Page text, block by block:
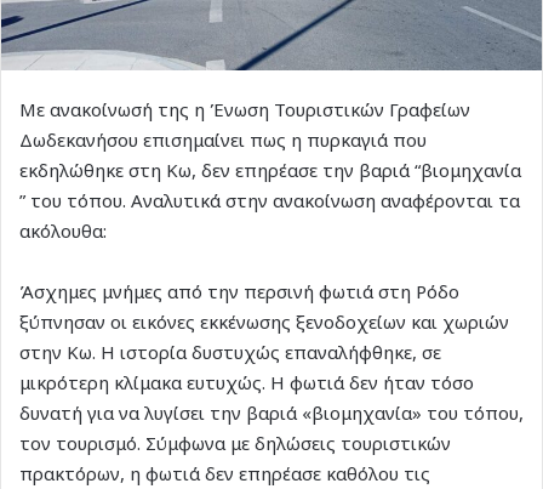
Με ανακοίνωσή της η Ένωση Τουριστικών Γραφείων
Δωδεκανήσου επισημαίνει πως η πυρκαγιά που
εκδηλώθηκε στη Κω, δεν επηρέασε την βαριά “βιομηχανία
” του τόπου. Αναλυτικά στην ανακοίνωση αναφέρονται τα
ακόλουθα:
Άσχημες μνήμες από την περσινή φωτιά στη Ρόδο
ξύπνησαν οι εικόνες εκκένωσης ξενοδοχείων και χωριών
στην Κω. Η ιστορία δυστυχώς επαναλήφθηκε, σε
μικρότερη κλίμακα ευτυχώς. Η φωτιά δεν ήταν τόσο
δυνατή για να λυγίσει την βαριά «βιομηχανία» του τόπου,
τον τουρισμό. Σύμφωνα με δηλώσεις τουριστικών
πρακτόρων, η φωτιά δεν επηρέασε καθόλου τις